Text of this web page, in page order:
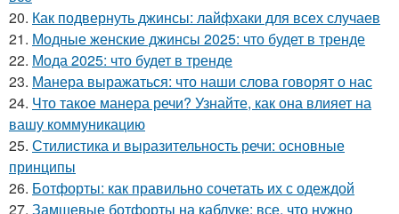
20. Как подвернуть джинсы: лайфхаки для всех случаев
21. Модные женские джинсы 2025: что будет в тренде
22. Мода 2025: что будет в тренде
23. Манера выражаться: что наши слова говорят о нас
24. Что такое манера речи? Узнайте, как она влияет на
вашу коммуникацию
25. Стилистика и выразительность речи: основные
принципы
26. Ботфорты: как правильно сочетать их с одеждой
27. Замшевые ботфорты на каблуке: все, что нужно